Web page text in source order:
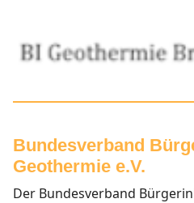
Bundesverband
Geothermie e.V.
Der Bundesverband